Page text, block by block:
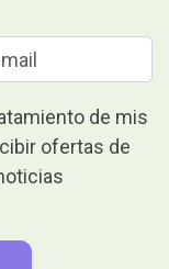
de mis
ofertas de